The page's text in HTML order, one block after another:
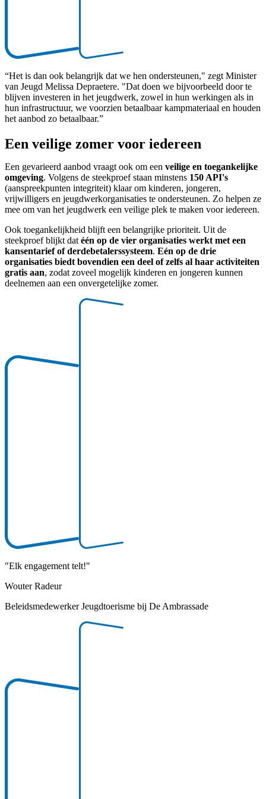
“Het is dan ook belangrijk dat we hen ondersteunen," zegt Minister
van Jeugd Melissa Depraetere. "Dat doen we bijvoorbeeld door te
blijven investeren in het jeugdwerk, zowel in hun werkingen als in
hun infrastructuur, we voorzien betaalbaar kampmateriaal en houden
het aanbod zo betaalbaar.”
Een veilige zomer voor iedereen
Een gevarieerd aanbod vraagt ook om een veilige en toegankelijke
omgeving. Volgens de steekproef staan minstens 150 API's
(aanspreekpunten integriteit) klaar om kinderen, jongeren,
vrijwilligers en jeugdwerkorganisaties te ondersteunen. Zo helpen ze
mee om van het jeugdwerk een veilige plek te maken voor iedereen.
Ook toegankelijkheid blijft een belangrijke prioriteit. Uit de
steekproef blijkt dat één op de vier organisaties werkt met een
kansentarief of derdebetalerssysteem. Eén op de drie
organisaties biedt bovendien een deel of zelfs al haar activiteiten
gratis aan, zodat zoveel mogelijk kinderen en jongeren kunnen
deelnemen aan een onvergetelijke zomer.
"Elk engagement telt!"
Wouter Radeur
Beleidsmedewerker Jeugdtoerisme bij De Ambrassade